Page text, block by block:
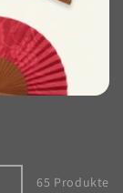
65 Produkte